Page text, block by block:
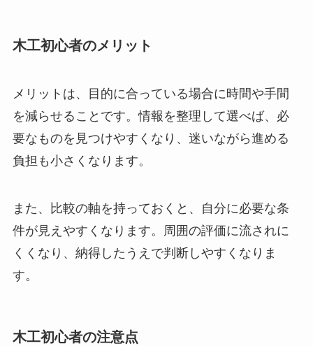
木工初心者のメリット
メリットは、目的に合っている場合に時間や手間
を減らせることです。情報を整理して選べば、必
要なものを見つけやすくなり、迷いながら進める
負担も小さくなります。
また、比較の軸を持っておくと、自分に必要な条
件が見えやすくなります。周囲の評価に流されに
くくなり、納得したうえで判断しやすくなりま
す。
木工初心者の注意点